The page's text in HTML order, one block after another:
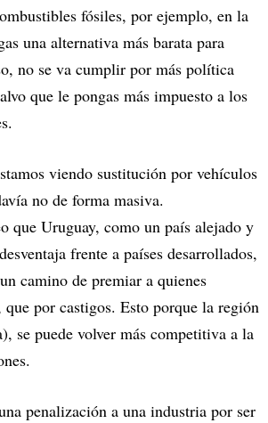
fósiles, por ejemplo, en la
una alternativa más barata para
no se va cumplir por más política
que le pongas más impuesto a los
viendo sustitución por vehículos
no de forma masiva.
que Uruguay, como un país alejado y
frente a países desarrollados,
camino de premiar a quienes
que por castigos. Esto porque la región
se puede volver más competitiva a la
penalización a una industria por ser